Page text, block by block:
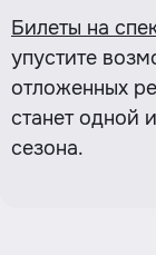
Билеты на
упустите
отложенных
станет одной
сезона.